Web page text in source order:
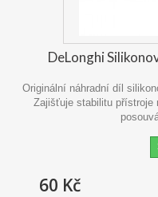
DeLonghi
Originální náhradní díl
Zajišťuje stabilitu přístroje
60 Kč